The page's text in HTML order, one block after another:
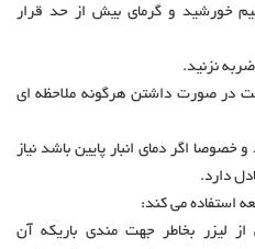
خورشید و گرمای بیش از حد قرار
نزنید.
در صورت داشتن هرگونه ملاحظه ای
خصوصا اگر دمای انبار پایین باشد نیاز
دارد.
استفاده می کند:
از لیزر بخاطر جهت مندی باریکه آن